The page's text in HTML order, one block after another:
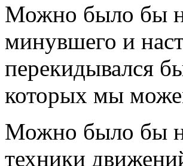
Можно было бы
минувшего и
перекидывался
которых мы
Можно было бы
техники